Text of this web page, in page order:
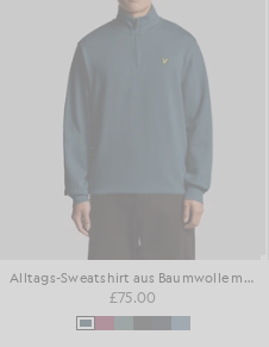
Alltags-Sweatshirt aus Baumwolle mit 1/4-Reißverschluss
£75.00